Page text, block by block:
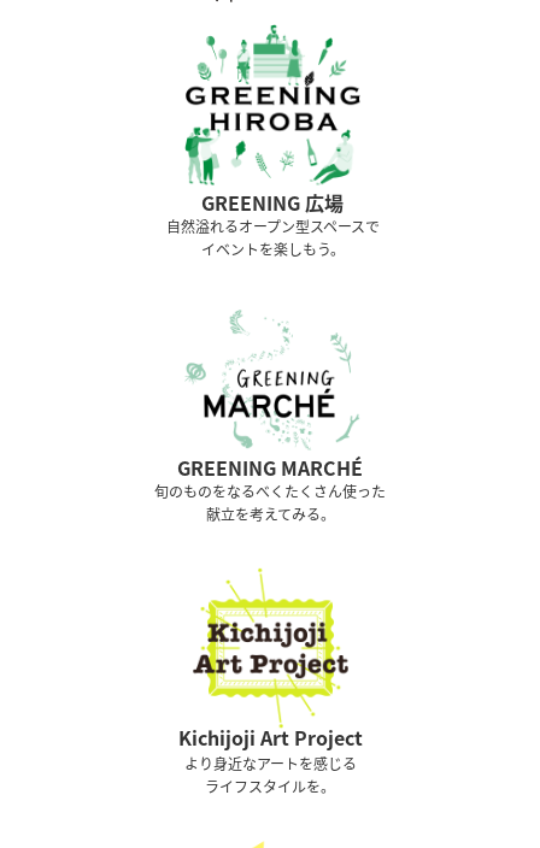
GREENING 広場
⾃然溢れるオープン型スペースで
イベントを楽しもう。
GREENING MARCHÉ
旬のものをなるべくたくさん使った
献立を考えてみる。
Kichijoji Art Project
より身近なアートを感じる
ライフスタイルを。